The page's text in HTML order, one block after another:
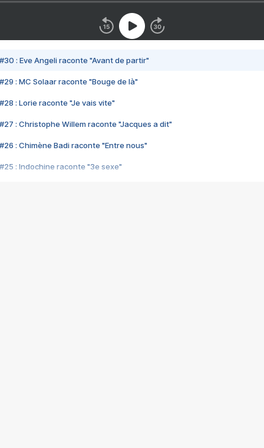
#30 : Eve Angeli raconte "Avant de partir"
#29 : MC Solaar raconte "Bouge de là"
#28 : Lorie raconte "Je vais vite"
#27 : Christophe Willem raconte "Jacques a dit"
#26 : Chimène Badi raconte "Entre nous"
#25 : Indochine raconte "3e sexe"